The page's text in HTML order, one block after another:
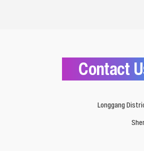
Contact
Longgang